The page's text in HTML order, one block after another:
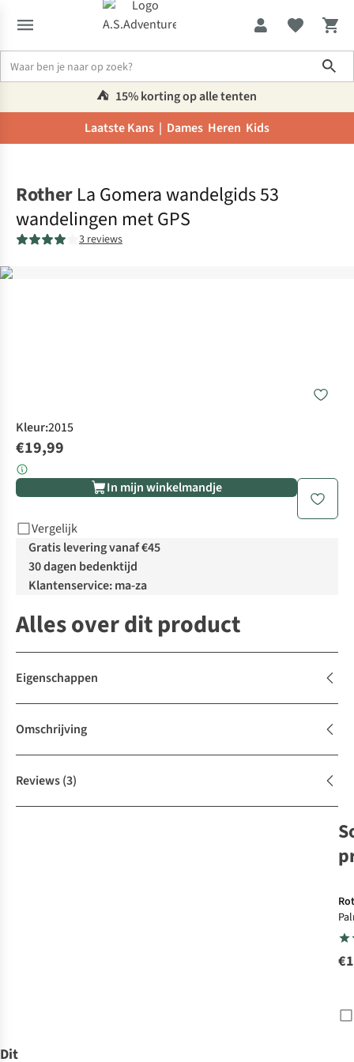
⛺️ 15% korting op alle tenten
Laatste Kans | Dames Heren Kids
Rother La Gomera wandelgids 53
wandelingen met GPS
3 reviews
Kleur:2015
€19,99
In mijn winkelmandje
Vergelijk
Gratis levering vanaf €45
30 dagen bedenktijd
Klantenservice: ma-za
Alles over dit product
Eigenschappen
Omschrijving
Reviews(3)
Dit